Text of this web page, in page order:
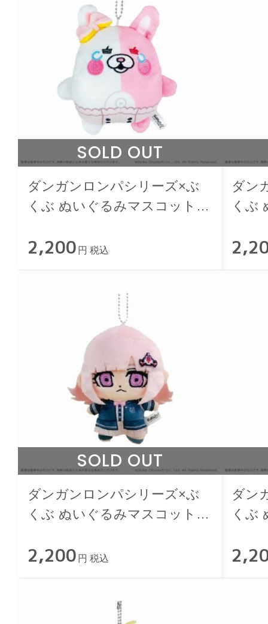
SOLD OUT
ダンガンロンパシリーズ×ぶ
くぶ ぬいぐるみマスコット
2,200 円 税込
ダン
くぶ
SOLD OUT
ダンガンロンパシリーズ×ぶ
くぶ ぬいぐるみマスコット
2,200 円 税込
ダン
くぶ